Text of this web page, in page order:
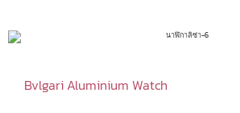
Bvlgari Aluminium Watch